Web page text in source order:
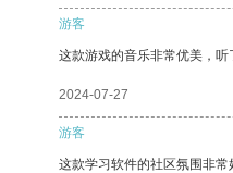
游客
这款游戏的音乐非常优美，听
2024-07-27
游客
这款学习软件的社区氛围非常